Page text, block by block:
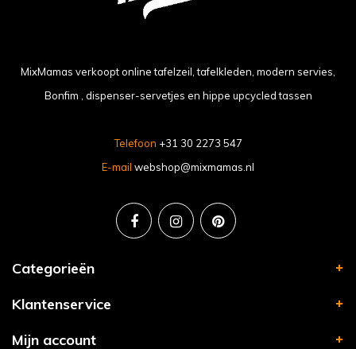
MixMamas verkoopt online tafelzeil, tafelkleden, modern servies,
Bonfim , dispenser-servetjes en hippe upcycled tassen
Telefoon +31 30 2273 547
E-mail webshop@mixmamas.nl
Categorieën
Klantenservice
Mijn account